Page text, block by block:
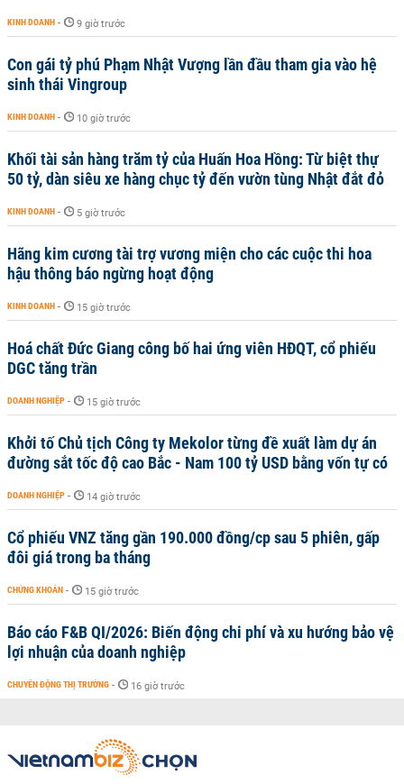
KINH DOANH - 9 giờ trước
Con gái tỷ phú Phạm Nhật Vượng lần đầu tham gia vào hệ
sinh thái Vingroup
KINH DOANH - 10 giờ trước
Khối tài sản hàng trăm tỷ của Huấn Hoa Hồng: Từ biệt thự
50 tỷ, dàn siêu xe hàng chục tỷ đến vườn tùng Nhật đắt đỏ
KINH DOANH - 5 giờ trước
Hãng kim cương tài trợ vương miện cho các cuộc thi hoa
hậu thông báo ngừng hoạt động
KINH DOANH - 15 giờ trước
Hoá chất Đức Giang công bố hai ứng viên HĐQT, cổ phiếu
DGC tăng trần
DOANH NGHIỆP - 15 giờ trước
Khởi tố Chủ tịch Công ty Mekolor từng đề xuất làm dự án
đường sắt tốc độ cao Bắc - Nam 100 tỷ USD bằng vốn tự có
DOANH NGHIỆP - 14 giờ trước
Cổ phiếu VNZ tăng gần 190.000 đồng/cp sau 5 phiên, gấp
đôi giá trong ba tháng
CHỨNG KHOÁN - 15 giờ trước
Báo cáo F&B QI/2026: Biến động chi phí và xu hướng bảo vệ
lợi nhuận của doanh nghiệp
CHUYỂN ĐỘNG THỊ TRƯỜNG - 16 giờ trước